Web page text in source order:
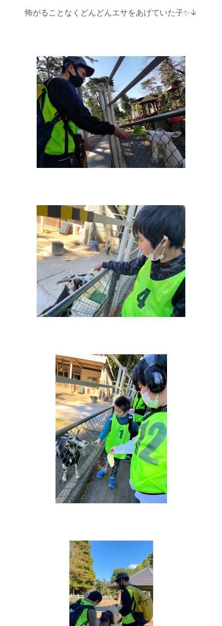
怖がることなくどんどんエサをあげていた子✨↓